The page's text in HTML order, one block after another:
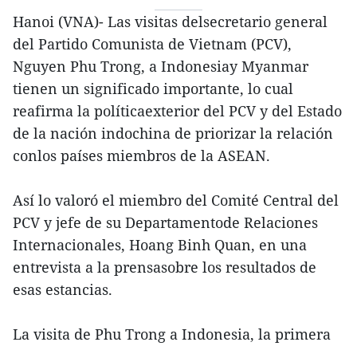
Hanoi (VNA)- Las visitas delsecretario general
del Partido Comunista de Vietnam (PCV),
Nguyen Phu Trong, a Indonesiay Myanmar
tienen un significado importante, lo cual
reafirma la políticaexterior del PCV y del Estado
de la nación indochina de priorizar la relación
conlos países miembros de la ASEAN.
Así lo valoró el miembro del Comité Central del
PCV y jefe de su Departamentode Relaciones
Internacionales, Hoang Binh Quan, en una
entrevista a la prensasobre los resultados de
esas estancias.
La visita de Phu Trong a Indonesia, la primera